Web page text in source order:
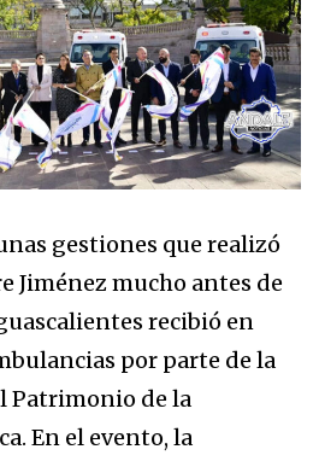
gestiones que realizó
Jiménez mucho antes de
recibió en
por parte de la
Patrimonio de la
En el evento, la